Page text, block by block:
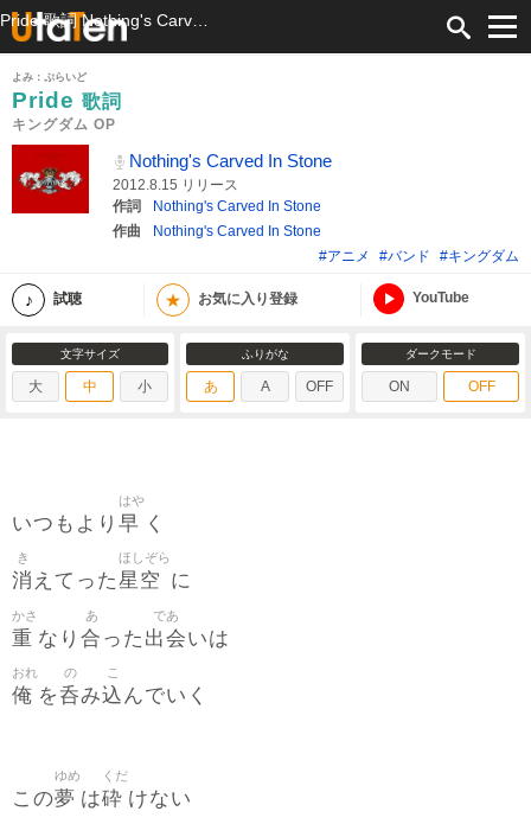
よみ：ぷらいど
Pride 歌詞
キングダム OP
Nothing's Carved In Stone
2012.8.15 リリース
作詞
Nothing's Carved In Stone
作曲
Nothing's Carved In Stone
#アニメ
#バンド #キングダム
試聴 ★ お気に入り登録 YouTube
文字サイズ
大 中 小
ふりがな
あ A OFF
ダークモード
ON OFF
いつもより 早
はや
く
消
き
えてった星空
ほしぞら
に
重
かさ
なり 合
あ
った 出会
であ
いは
俺
おれ
を呑
の
み込
こ
んでいく
この夢
ゆめ
は砕
くだ
けない